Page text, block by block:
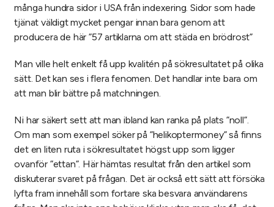
många hundra sidor i USA från indexering. Sidor som hade
tjänat väldigt mycket pengar innan bara genom att
producera de här ”57 artiklarna om att städa en brödrost”
Man ville helt enkelt få upp kvalitén på sökresultatet på olika
sätt. Det kan ses i flera fenomen. Det handlar inte bara om
att man blir bättre på matchningen.
Ni har säkert sett att man ibland kan ranka på plats ”noll”.
Om man som exempel söker på ”helikoptermoney” så finns
det en liten ruta i sökresultatet högst upp som ligger
ovanför ”ettan”. Här hämtas resultat från den artikel som
diskuterar svaret på frågan. Det är också ett sätt att försöka
lyfta fram innehåll som fortare ska besvara användarens